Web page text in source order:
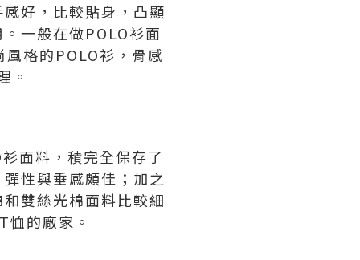
好，比較貼身，凸顯
一般在做POLO衫面
格的POLO衫，骨感
。
面料，積完全保存了
性與垂感頗佳；加之
雙絲光棉面料比較細
的廠家。